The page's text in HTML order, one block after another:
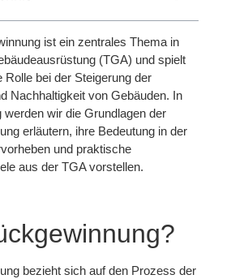
ist ein zentrales Thema in
(TGA) und spielt
Rolle bei der Steigerung der
Nachhaltigkeit von Gebäuden. In
werden wir die Grundlagen der
erläutern, ihre Bedeutung in der
und praktische
aus der TGA vorstellen.
bezieht sich auf den Prozess der